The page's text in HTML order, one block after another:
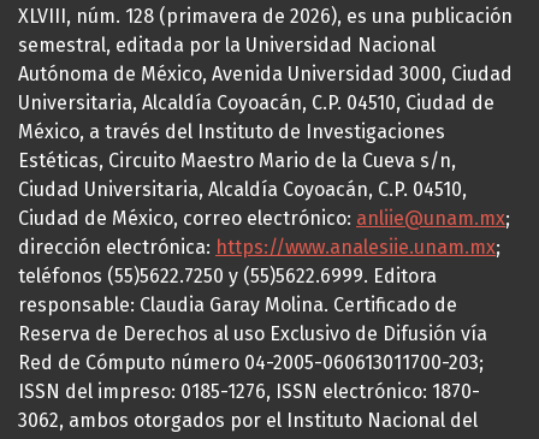
XLVIII, núm. 128 (primavera de 2026), es una publicación
semestral, editada por la Universidad Nacional
Autónoma de México, Avenida Universidad 3000, Ciudad
Universitaria, Alcaldía Coyoacán, C.P. 04510, Ciudad de
México, a través del Instituto de Investigaciones
Estéticas, Circuito Maestro Mario de la Cueva s/n,
Ciudad Universitaria, Alcaldía Coyoacán, C.P. 04510,
Ciudad de México, correo electrónico: anliie@unam.mx;
dirección electrónica: https://www.analesiie.unam.mx;
teléfonos (55)5622.7250 y (55)5622.6999. Editora
responsable: Claudia Garay Molina. Certificado de
Reserva de Derechos al uso Exclusivo de Difusión vía
Red de Cómputo número 04-2005-060613011700-203;
ISSN del impreso: 0185-1276, ISSN electrónico: 1870-
3062, ambos otorgados por el Instituto Nacional del